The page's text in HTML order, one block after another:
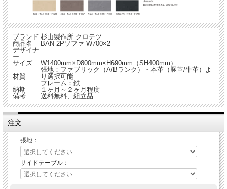
ブランド 杉山製作所 クロテツ
商品名
BAN 2Pソファ W700×2
デザイナ
ー
サイズ
W1400mm×D800mm×H690mm（SH400mm）
材質
張地：ファブリック（A/Bランク）・本革（豚革/牛革）よ
り選択可能
フレーム：鉄
納期
１ヶ月～２ヶ月程度
備考
送料無料、組立品
注文
張地：
サイドテーブル：